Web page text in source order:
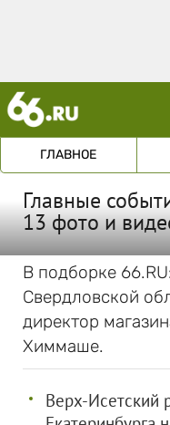
ГЛАВНОЕ
Главные
13 фото и
В подборке
Свердловской
директор
Химмаше.
Верх-Исетский